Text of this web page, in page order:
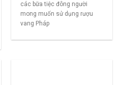
các bữa tiệc đông người
mong muốn sử dụng rượu
vang Pháp